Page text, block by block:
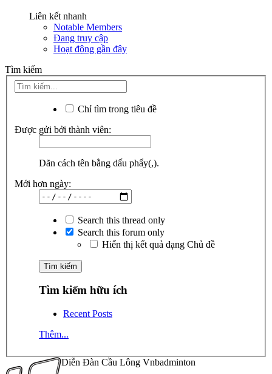
Liên kết nhanh
Notable Members
Đang truy cập
Hoạt động gần đây
Tìm kiếm
Chỉ tìm trong tiêu đề
Được gửi bởi thành viên:
Dãn cách tên bằng dấu phẩy(,).
Mới hơn ngày:
Search this thread only
Search this forum only
Hiển thị kết quả dạng Chủ đề
Tìm kiếm hữu ích
Recent Posts
Thêm...
Diễn Đàn Cầu Lông Vnbadminton